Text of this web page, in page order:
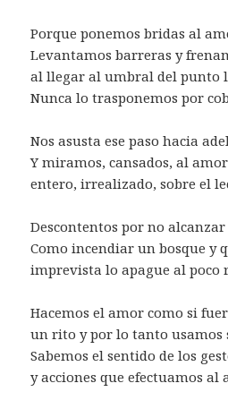
Porque ponemos bridas al
Levantamos barreras y
al llegar al umbral del punto
Nunca lo trasponemos por
Nos asusta ese paso hacia
Y miramos, cansados, al amor
entero, irrealizado, sobre el
Descontentos por no
Como incendiar un bosque y
imprevista lo apague al poco
Hacemos el amor como si
un rito y por lo tanto usamos
Sabemos el sentido de los
y acciones que efectuamos al